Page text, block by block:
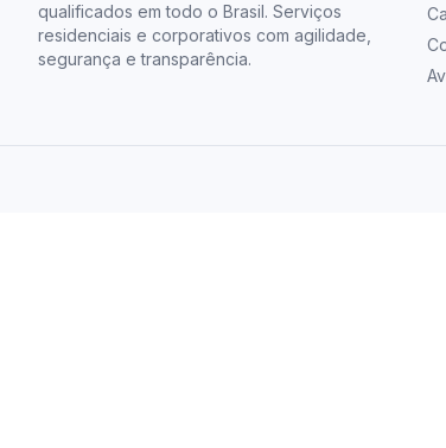
qualificados em todo o Brasil. Serviços
residenciais e corporativos com agilidade,
segurança e transparência.